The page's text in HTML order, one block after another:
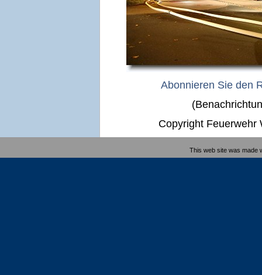
Abonnieren Sie den
Copyright Feuerwehr
This web site was made